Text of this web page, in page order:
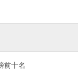
前十名